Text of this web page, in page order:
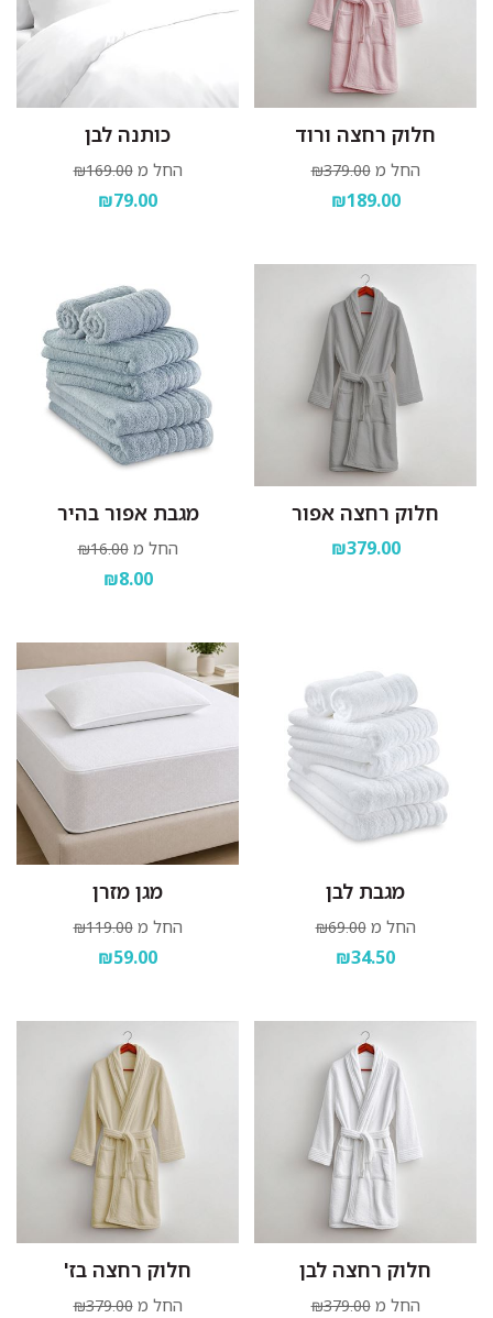
חלוק רחצה ורוד
החל מ ₪379.00
₪189.00
כותנה לבן
החל מ ₪169.00
₪79.00
חלוק רחצה אפור
₪379.00
מגבת אפור בהיר
החל מ ₪16.00
₪8.00
מגבת לבן
החל מ ₪69.00
₪34.50
מגן מזרן
החל מ ₪119.00
₪59.00
חלוק רחצה לבן
החל מ ₪379.00
חלוק רחצה בז'
החל מ ₪379.00